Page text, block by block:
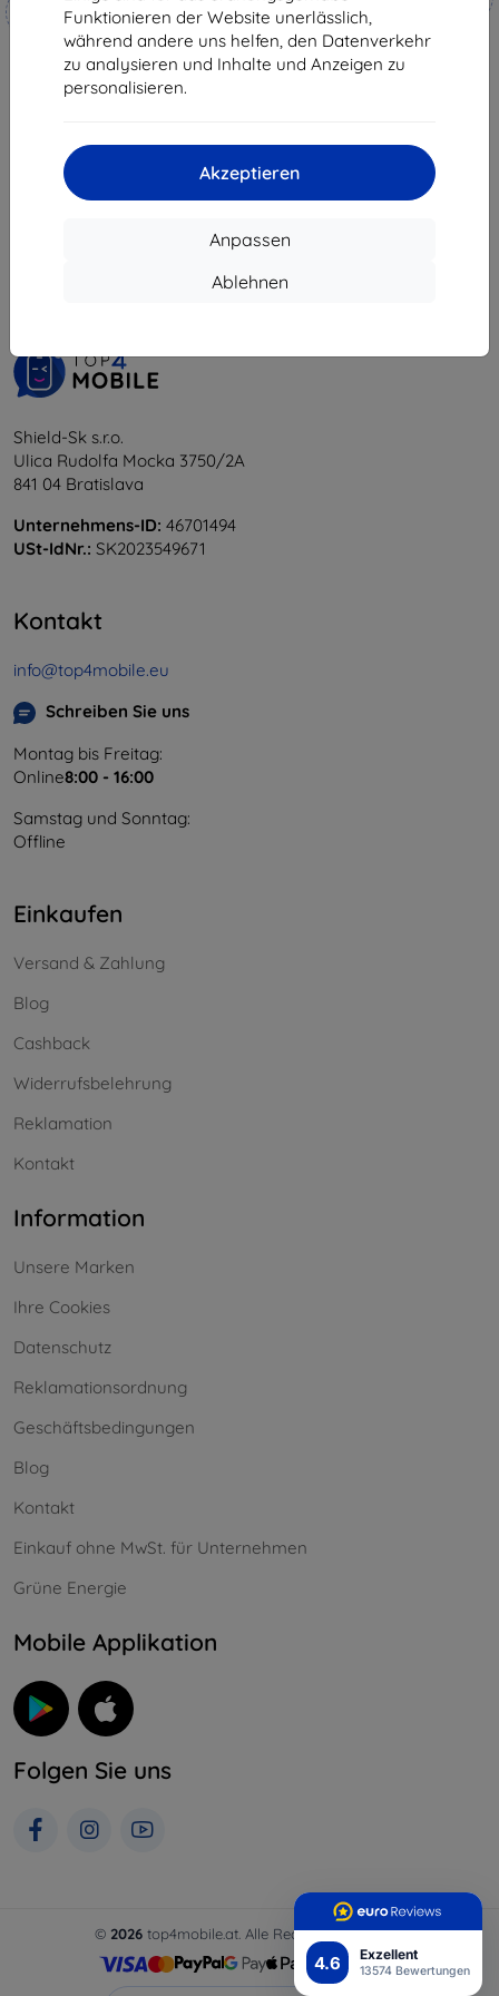
4.6 Exzellent
13574 Bewertungen
Funktionieren der Website unerlässlich,
während andere uns helfen, den Datenverkehr
zu analysieren und Inhalte und Anzeigen zu
personalisieren.
Akzeptieren
Anpassen
Ablehnen
hergestellt
€ 17,90
€ 16,12
hergestellt
€ 18,90
€ 17,02
vom ganzen6.
Shield-Sk s.r.o.
Ulica Rudolfa Mocka 3750/2A
841 04 Bratislava
Unternehmens-ID: 46701494
USt-IdNr.: SK2023549671
Kontakt
info@top4mobile.eu
Schreiben Sie uns
Montag bis Freitag:
Online8:00 - 16:00
Samstag und Sonntag:
Offline
Einkaufen
Versand & Zahlung
Blog
Cashback
Widerrufsbelehrung
Reklamation
Kontakt
Information
Unsere Marken
Ihre Cookies
Datenschutz
Reklamationsordnung
Geschäftsbedingungen
Blog
Kontakt
Einkauf ohne MwSt. für Unternehmen
Grüne Energie
Mobile Applikation
Folgen Sie uns
© 2026top4mobile.at. Alle Rechte vorbehalten.